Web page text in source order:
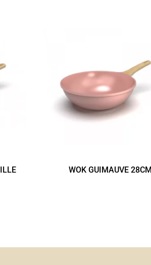
WOK GUIMAUVE 28CM